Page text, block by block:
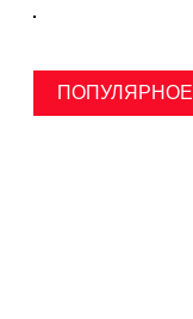
ПОПУЛЯРНОЕ